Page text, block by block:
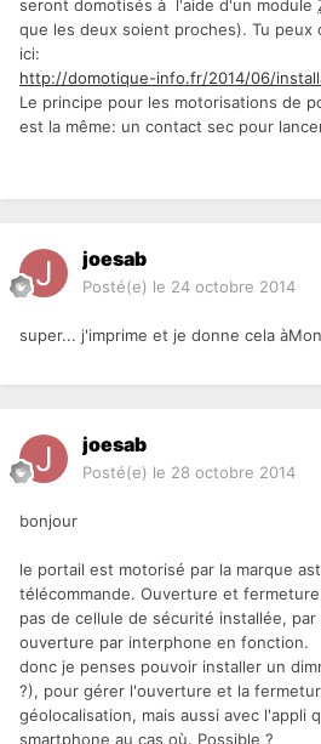
seront domotisés à l'aide d'un module
que les deux soient proches). Tu peux
ici:
http://domotique-info.fr/2014/06/
Le principe pour les motorisations de
est la même: un contact sec pour
joesab
Posté(e) le 24 octobre 2014
super... j'imprime et je donne cela
joesab
Posté(e) le 28 octobre 2014
bonjour
le portail est motorisé par la marque
télécommande. Ouverture et
pas de cellule de sécurité installée,
ouverture par interphone en fonction.
donc je penses pouvoir installer un
?), pour gérer l'ouverture et la
géolocalisation, mais aussi avec l'appli
smartphone au cas où. Possible ?